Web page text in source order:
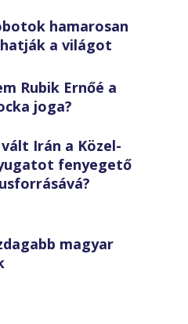
hamarosan
a világot
Rubik Ernőé a
joga?
Irán a Közel-
fenyegető
magyar